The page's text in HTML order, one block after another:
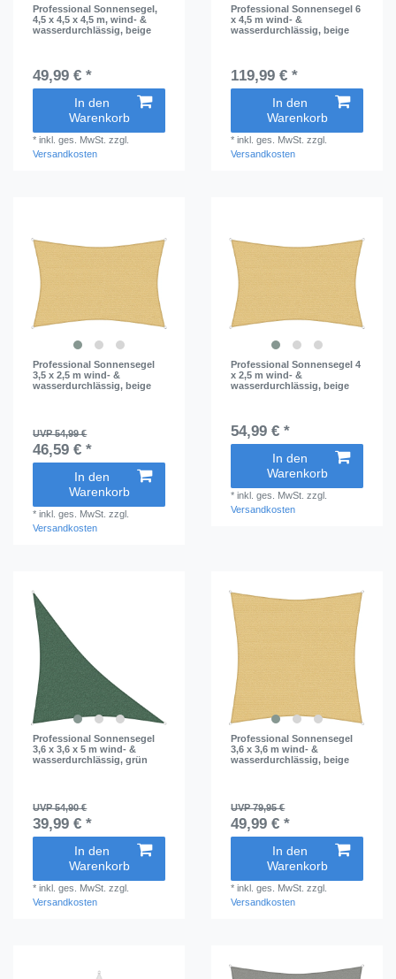
Professional Sonnensegel,
4,5 x 4,5 x 4,5 m, wind- &
wasserdurchlässig, beige
49,99 € *
In den
Warenkorb
*inkl. ges. MwSt. zzgl.
Versandkosten
Professional Sonnensegel 6
x 4,5 m wind- &
wasserdurchlässig, beige
119,99 € *
In den
Warenkorb
*inkl. ges. MwSt. zzgl.
Versandkosten
Professional Sonnensegel
3,5 x 2,5 m wind- &
wasserdurchlässig, beige
UVP 54,99 €
46,59 € *
In den
Warenkorb
*inkl. ges. MwSt. zzgl.
Versandkosten
Professional Sonnensegel 4
x 2,5 m wind- &
wasserdurchlässig, beige
54,99 € *
In den
Warenkorb
*inkl. ges. MwSt. zzgl.
Versandkosten
Professional Sonnensegel
3,6 x 3,6 x 5 m wind- &
wasserdurchlässig, grün
UVP 54,90 €
39,99 € *
In den
Warenkorb
*inkl. ges. MwSt. zzgl.
Versandkosten
Professional Sonnensegel
3,6 x 3,6 m wind- &
wasserdurchlässig, beige
UVP 79,95 €
49,99 € *
In den
Warenkorb
*inkl. ges. MwSt. zzgl.
Versandkosten